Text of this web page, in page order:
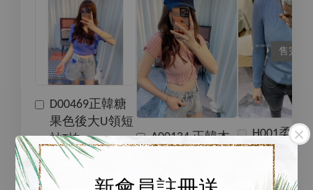
D00469正韓糖
果色後大U領短
袖T恤
A00134 正韓木
售完
H001柔軟
圓領內搭
上衣